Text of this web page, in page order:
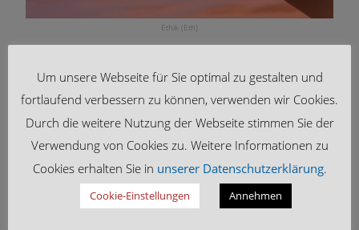
Ethik (Eth)
Um unsere Webseite für Sie optimal zu gestalten und
fortlaufend verbessern zu können, verwenden wir Cookies.
Durch die weitere Nutzung der Webseite stimmen Sie der
Verwendung von Cookies zu. Weitere Informationen zu
Cookies erhalten Sie in unserer Datenschutzerklärung.
Cookie-Einstellungen Annehmen